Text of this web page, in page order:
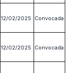
12/02/2025 Convocada
12/02/2025 Convocada